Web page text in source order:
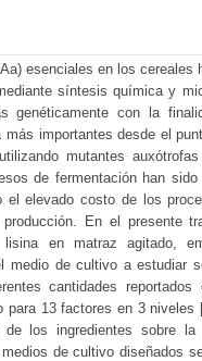
esenciales en los
síntesis química y
genéticamente con la
más importantes desde el
mutantes
de fermentación han
el elevado costo de los
En el presente
en matraz agitado,
medio de cultivo a
cantidades
para 13 factores en 3
de los ingredientes sobre
de cultivo diseñados